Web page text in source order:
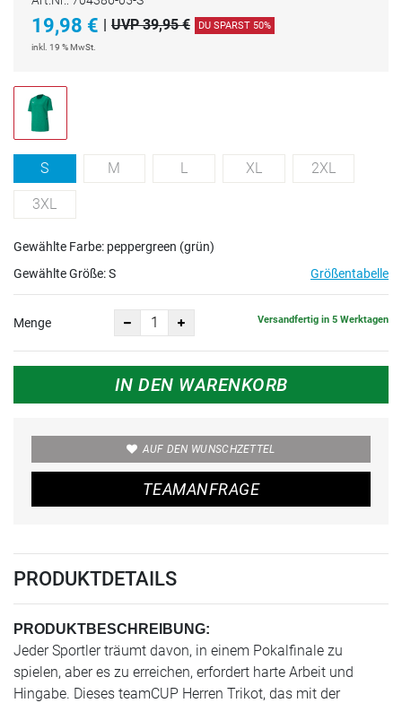
19,98 € UVP 39,95 € DU SPARST 50%
inkl. 19 % MwSt.
S M L XL 2XL
3XL
Gewählte Farbe: peppergreen (grün)
Gewählte Größe:S Größentabelle
Menge Versandfertig in 5 Werktagen
IN DEN WARENKORB
AUF DEN WUNSCHZETTEL
TEAMANFRAGE
PRODUKTDETAILS
PRODUKTBESCHREIBUNG:
Jeder Sportler träumt davon, in einem Pokalfinale zu
spielen, aber es zu erreichen, erfordert harte Arbeit und
Hingabe. Dieses teamCUP Herren Trikot, das mit der